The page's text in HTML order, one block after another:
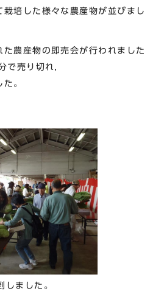
培した様々な農産物が並びまし
農産物の即売会が行われました
で売り切れ，
。
しました。